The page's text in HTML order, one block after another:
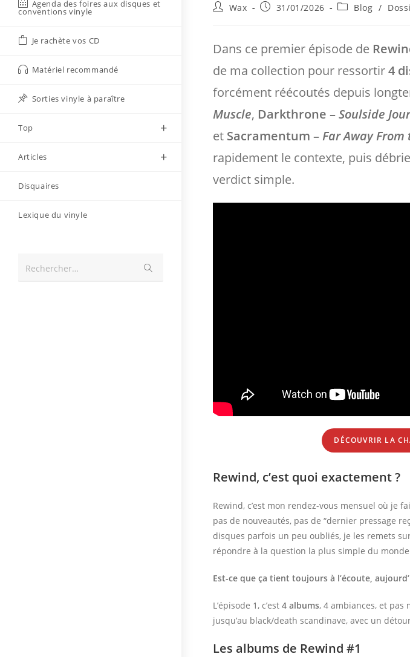
Agenda des foires aux disques et
conventions vinyle
Je rachète vos CD
Matériel recommandé
Sorties vinyle à paraître
Top
Articles
Disquaires
Lexique du vinyle
Rechercher…
la
Auteur/autrice
Wax
Publication
31/01/2026
PostBlog /
Dans ce premier épisode de
de ma collection pour ressortir4
forcément réécoutés depuis
Muscle, Darkthrone –Soulside
et Sacramentum –Far Away From
rapidement le contexte, puis
verdict simple.
DÉCOUVRIR LA
Rewind, c’est quoi exactement ?
Rewind, c’est mon rendez-vous mensuel où je
pas de nouveautés, pas de “dernier pressage
disques parfois un peu oubliés, je les remets
répondre à la question la plus simple du
Est-ce que ça tient toujours à l’écoute,
L’épisode 1, c’est4 albums, 4 ambiances, et
jusqu’au black/death scandinave, avec un
Les albums de Rewind #1